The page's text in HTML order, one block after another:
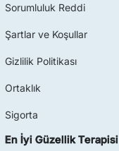
Sorumluluk Reddi
Şartlar ve Koşullar
Gizlilik Politikası
Ortaklık
Sigorta
En İyi Güzellik Terapisi